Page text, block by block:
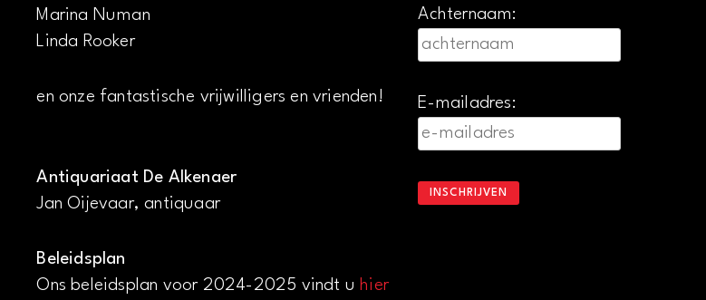
Marina Numan
Linda Rooker
en onze fantastische vrijwilligers en vrienden!
Antiquariaat De Alkenaer
Jan Oijevaar, antiquaar
Beleidsplan
Ons beleidsplan voor 2024-2025 vindt u hier
Achternaam:
E-mailadres: